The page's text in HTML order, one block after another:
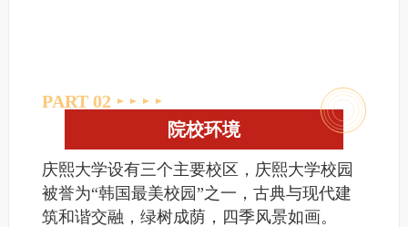
PART 02
院校环境
庆熙大学设有三个主要校区，庆熙大学校园
被誉为“韩国最美校园”之一，古典与现代建
筑和谐交融，绿树成荫，四季风景如画。